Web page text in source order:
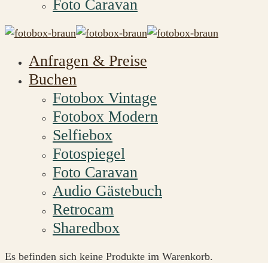
Foto Caravan
Anfragen & Preise
Buchen
Fotobox Vintage
Fotobox Modern
Selfiebox
Fotospiegel
Foto Caravan
Audio Gästebuch
Retrocam
Sharedbox
Es befinden sich keine Produkte im Warenkorb.